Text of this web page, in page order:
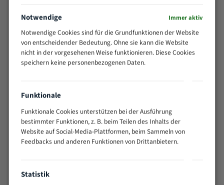
50 - 120
80 - 180
3/4
130 -
350
2/3
150 -
600
> 500
0,75/1,25
Vorteile:
Vielseitiges Bandsägeblatt für verschiedenste
Widerstandsfähig gegen Zahnbruch auch bei
Notwendige Immer aktiv
Notwendige Cookies sind für die Grundfunktionen der Website
von entscheidender Bedeutung. Ohne sie kann die Website
nicht in der vorgesehenen Weise funktionieren. Diese Cookies
speichern keine personenbezogenen Daten.
Funktionale
Funktionale Cookies unterstützen bei der Ausführung
bestimmter Funktionen, z. B. beim Teilen des Inhalts der
Website auf Social-Media-Plattformen, beim Sammeln von
Feedbacks und anderen Funktionen von Drittanbietern.
Statistik